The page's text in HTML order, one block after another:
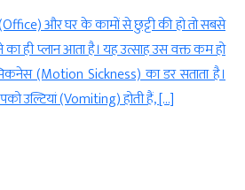
नई दिल्‍ली। दुनियाभर में डायबिटीज
हालांकि, बहुत कम लोग जानते हैं कि हमारे शरीर
लेवल बढ़ता रहता है, लेकिन शरीर में हेल्दी
एडजस्ट करते रहते हैं। ऐसा इसलिए होता है क्योंकि